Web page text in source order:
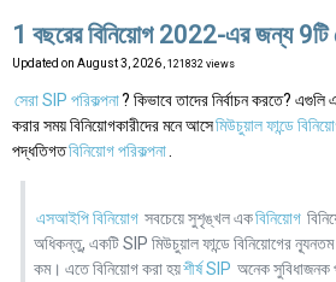
1 বছরের বিনিয়োগ 2022-এর জন্য 9টি
Updated on August 3, 2026 , 121832 views
সেরা SIP পরিকল্পনা? কিভাবে তাদের নির্বাচন করতে? এগুলি
করার সময় বিনিয়োগকারীদের মনে আসেমিউচুয়াল ফান্ডে
পদ্ধতিগতবিনিয়োগ পরিকল্পনা.
এসআইপি বিনিয়োগ সবচেয়ে সুশৃঙ্খল একবিনিয়োগ
অধিকন্তু, একটি SIP মিউচুয়াল ফান্ডে বিনিয়োগের
কম। এতে বিনিয়োগ করা হয়শীর্ষ SIP অনেক সুবিধাজনক